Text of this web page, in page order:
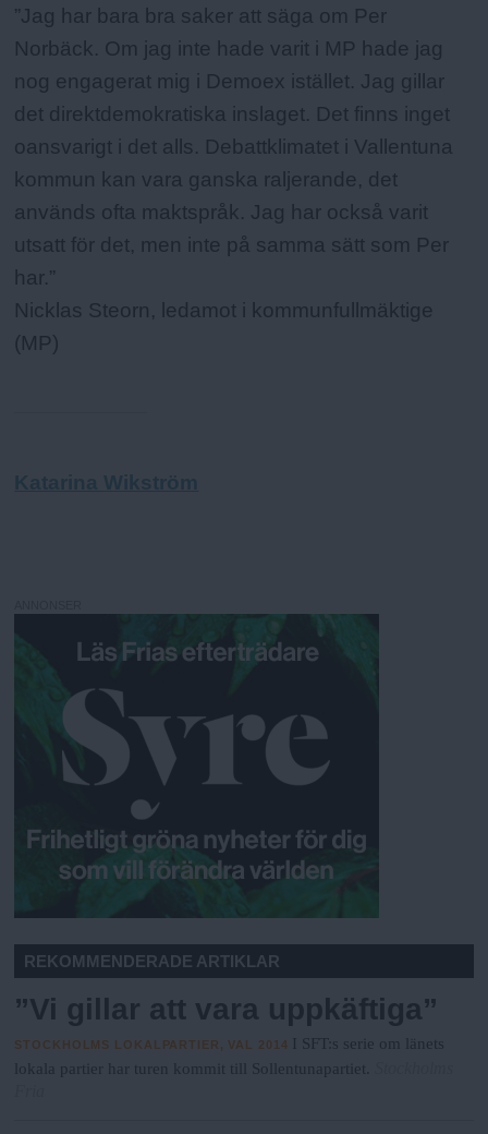
”Jag har bara bra saker att säga om Per
Norbäck. Om jag inte hade varit i MP hade jag
nog engagerat mig i Demoex istället. Jag gillar
det direktdemokratiska inslaget. Det finns inget
oansvarigt i det alls. Debattklimatet i Vallentuna
kommun kan vara ganska raljerande, det
används ofta maktspråk. Jag har också varit
utsatt för det, men inte på samma sätt som Per
har.”
Nicklas Steorn, ledamot i kommunfullmäktige
(MP)
Katarina Wikström
REKOMMENDERADE ARTIKLAR
”Vi gillar att vara uppkäftiga”
STOCKHOLMS LOKALPARTIER, VAL 2014 I SFT:s serie om länets
lokala partier har turen kommit till Sollentunapartiet.